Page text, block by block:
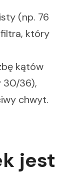
(np. 76
który
kątów
30/36),
chwyt.
jest